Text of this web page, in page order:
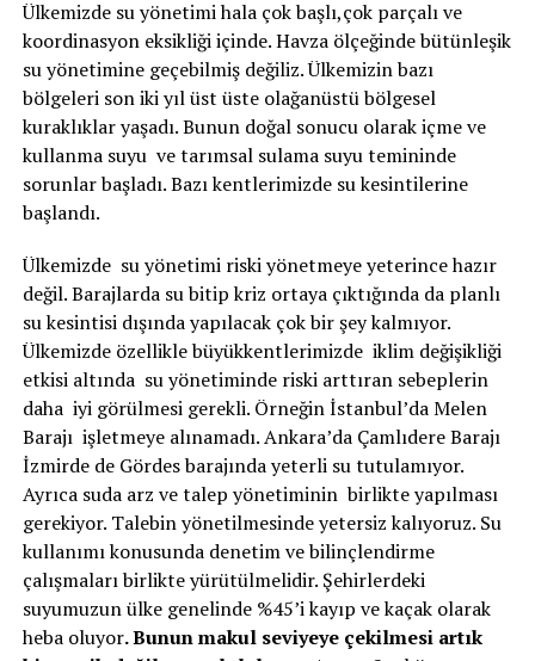
Ülkemizde su yönetimi hala çok başlı,çok parçalı ve
koordinasyon eksikliği içinde. Havza ölçeğinde bütünleşik
su yönetimine geçebilmiş değiliz. Ülkemizin bazı
bölgeleri son iki yıl üst üste olağanüstü bölgesel
kuraklıklar yaşadı. Bunun doğal sonucu olarak içme ve
kullanma suyu ve tarımsal sulama suyu temininde
sorunlar başladı. Bazı kentlerimizde su kesintilerine
başlandı.
Ülkemizde su yönetimi riski yönetmeye yeterince hazır
değil. Barajlarda su bitip kriz ortaya çıktığında da planlı
su kesintisi dışında yapılacak çok bir şey kalmıyor.
Ülkemizde özellikle büyükkentlerimizde iklim değişikliği
etkisi altında su yönetiminde riski arttıran sebeplerin
daha iyi görülmesi gerekli. Örneğin İstanbul’da Melen
Barajı işletmeye alınamadı. Ankara’da Çamlıdere Barajı
İzmirde de Gördes barajında yeterli su tutulamıyor.
Ayrıca suda arz ve talep yönetiminin birlikte yapılması
gerekiyor. Talebin yönetilmesinde yetersiz kalıyoruz. Su
kullanımı konusunda denetim ve bilinçlendirme
çalışmaları birlikte yürütülmelidir. Şehirlerdeki
suyumuzun ülke genelinde %45’i kayıp ve kaçak olarak
heba oluyor. Bunun makul seviyeye çekilmesi artık